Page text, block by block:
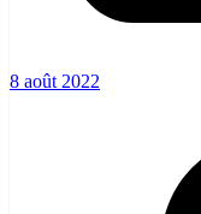
8 août 2022